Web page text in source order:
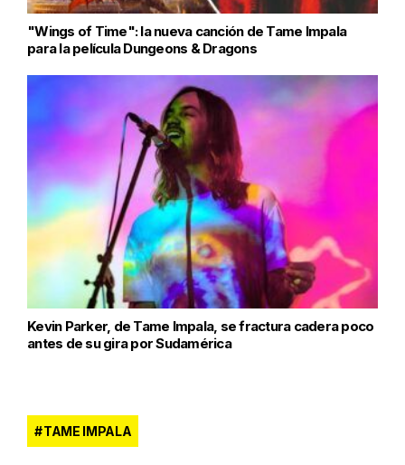
"Wings of Time": la nueva canción de Tame Impala
para la película Dungeons & Dragons
Kevin Parker, de Tame Impala, se fractura cadera poco
antes de su gira por Sudamérica
TAME IMPALA